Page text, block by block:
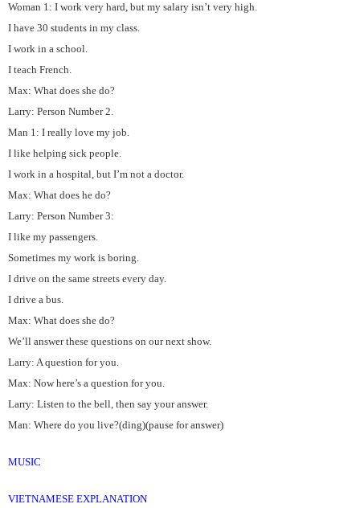
Woman 1: I work very hard, but my salary isn’t very high.
I have 30 students in my class.
I work in a school.
I teach French.
Max: What does she do?
Larry: Person Number 2.
Man 1: I really love my job.
I like helping sick people.
I work in a hospital, but I’m not a doctor.
Max: What does he do?
Larry: Person Number 3:
I like my passengers.
Sometimes my work is boring.
I drive on the same streets every day.
I drive a bus.
Max: What does she do?
We’ll answer these questions on our next show.
Larry: A question for you.
Max: Now here’s a question for you.
Larry: Listen to the bell, then say your answer.
Man: Where do you live?(ding)(pause for answer)
MUSIC
VIETNAMESE EXPLANATION